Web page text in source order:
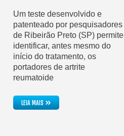
Um teste desenvolvido e
patenteado por pesquisadores
de Ribeirão Preto (SP) permite
identificar, antes mesmo do
início do tratamento, os
portadores de artrite
reumatoide
LEIA MAIS»